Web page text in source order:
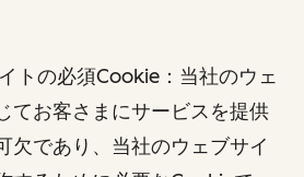
トの必須Cookie：当社のウェ
てお客さまにサービスを提供
欠であり、当社のウェブサイ